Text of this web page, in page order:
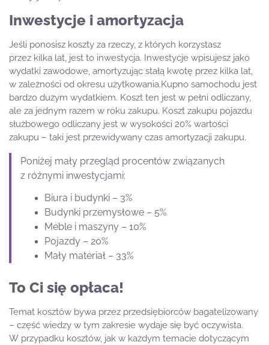
Inwestycje i amortyzacja
Jeśli ponosisz koszty za rzeczy, z których korzystasz
przez kilka lat, jest to inwestycja. Inwestycje wpisujesz jako
wydatki zawodowe, amortyzując stałą kwotę przez kilka lat,
w zależności od okresu użytkowania.Kupno samochodu jest
bardzo dużym wydatkiem. Koszt ten jest w pełni odliczany,
ale za jednym razem w roku zakupu. Koszt zakupu pojazdu
służbowego odliczany jest w wysokości 20% wartości
zakupu – taki jest przewidywany czas amortyzacji zakupu.
Poniżej mały przegląd procentów związanych
z różnymi inwestycjami:
Biura i budynki – 3%
Budynki przemysłowe – 5%
Meble i maszyny – 10%
Pojazdy – 20%
Mały materiał – 33%
To Ci się opłaca!
Temat kosztów bywa przez przedsiębiorców bagatelizowany
– część wiedzy w tym zakresie wydaje się być oczywista.
W przypadku kosztów, jak w każdym temacie dotyczącym